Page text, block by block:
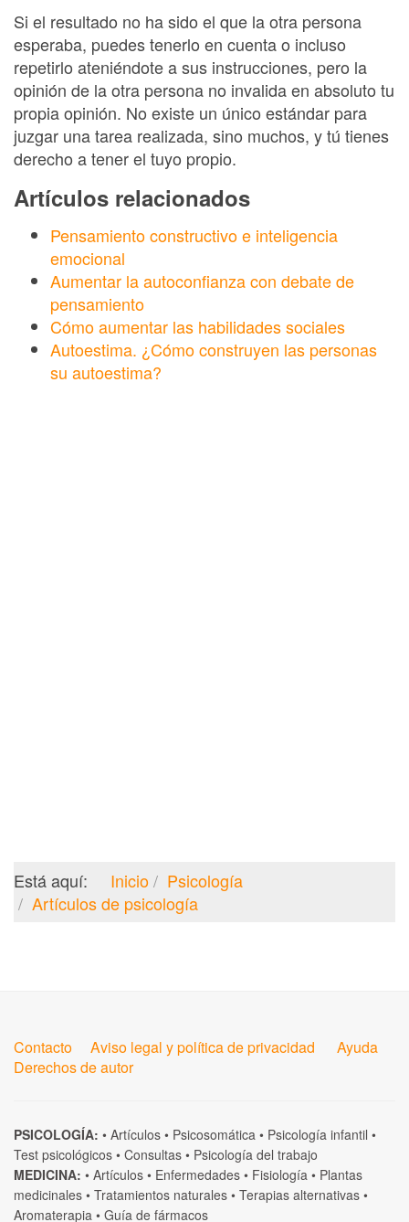
Si el resultado no ha sido el que la otra persona
esperaba, puedes tenerlo en cuenta o incluso
repetirlo ateniéndote a sus instrucciones, pero la
opinión de la otra persona no invalida en absoluto tu
propia opinión. No existe un único estándar para
juzgar una tarea realizada, sino muchos, y tú tienes
derecho a tener el tuyo propio.
Artículos relacionados
Pensamiento constructivo e inteligencia
emocional
Aumentar la autoconfianza con debate de
pensamiento
Cómo aumentar las habilidades sociales
Autoestima. ¿Cómo construyen las personas
su autoestima?
Está aquí: Inicio
Psicología
Artículos de psicología
Contacto Aviso legal y política de privacidad
Ayuda
Derechos de autor
PSICOLOGÍA: • Artículos • Psicosomática • Psicología infantil •
Test psicológicos • Consultas • Psicología del trabajo
MEDICINA: • Artículos • Enfermedades • Fisiología • Plantas
medicinales • Tratamientos naturales • Terapias alternativas •
Aromaterapia • Guía de fármacos